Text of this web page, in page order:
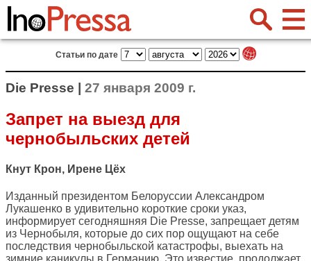
Статьи по дате
Die Presse | 27 января 2009 г.
Запрет на выезд для
чернобыльских детей
Кнут Крон, Ирене Цёх
Изданный президентом Белоруссии Александром
Лукашенко в удивительно короткие сроки указ,
информирует сегодняшняя Die Presse, запрещает детям
из Чернобыля, которые до сих пор ощущают на себе
последствия чернобыльской катастрофы, выехать на